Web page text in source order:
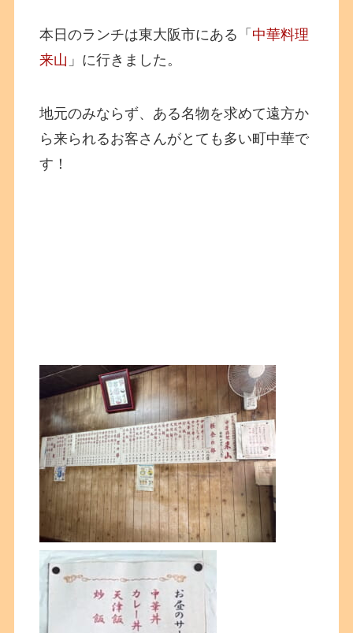
本日のランチは東大阪市にある「 中華料理
来山 」に行きました。
地元のみならず、ある名物を求めて遠方か
ら来られるお客さんがとても多い町中華で
す！